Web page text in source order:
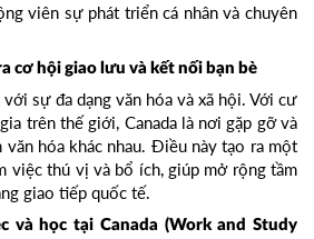
viên sự phát triển cá nhân và chuyên
cơ hội giao lưu và kết nối bạn bè
sự đa dạng văn hóa và xã hội. Với cư
trên thế giới, Canada là nơi gặp gỡ và
văn hóa khác nhau. Điều này tạo ra một
việc thú vị và bổ ích, giúp mở rộng tầm
giao tiếp quốc tế.
và học tại Canada (Work and Study